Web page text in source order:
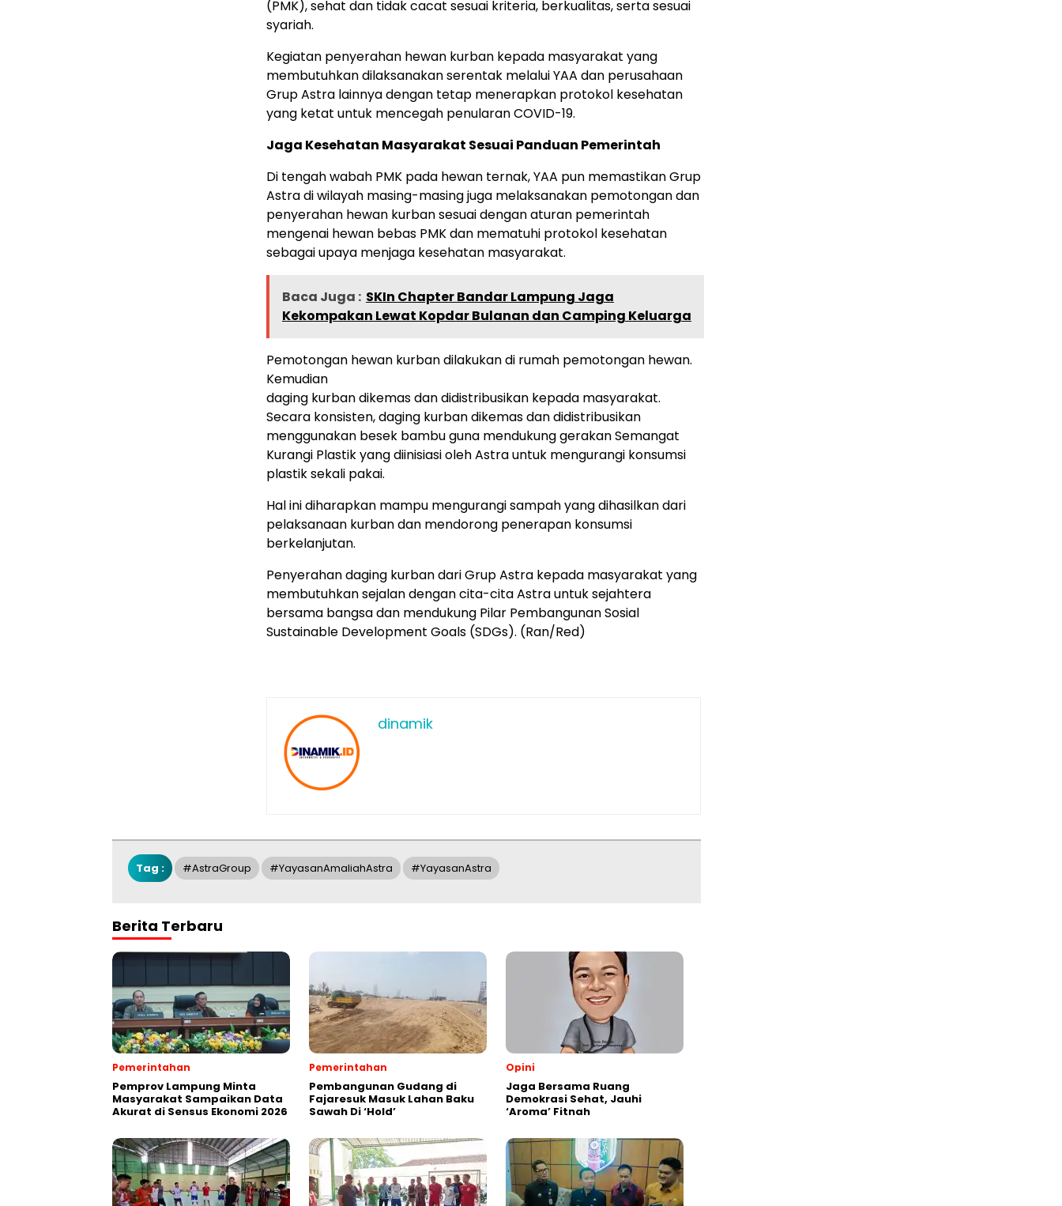
(PMK), sehat dan tidak cacat sesuai kriteria, berkualitas, serta sesuai
syariah.
Kegiatan penyerahan hewan kurban kepada masyarakat yang
membutuhkan dilaksanakan serentak melalui YAA dan perusahaan
Grup Astra lainnya dengan tetap menerapkan protokol kesehatan
yang ketat untuk mencegah penularan COVID-19.
Jaga Kesehatan Masyarakat Sesuai Panduan Pemerintah
Di tengah wabah PMK pada hewan ternak, YAA pun memastikan Grup
Astra di wilayah masing-masing juga melaksanakan pemotongan dan
penyerahan hewan kurban sesuai dengan aturan pemerintah
mengenai hewan bebas PMK dan mematuhi protokol kesehatan
sebagai upaya menjaga kesehatan masyarakat.
Baca Juga : SKIn Chapter Bandar Lampung Jaga
Kekompakan Lewat Kopdar Bulanan dan Camping Keluarga
Pemotongan hewan kurban dilakukan di rumah pemotongan hewan.
Kemudian
daging kurban dikemas dan didistribusikan kepada masyarakat.
Secara konsisten, daging kurban dikemas dan didistribusikan
menggunakan besek bambu guna mendukung gerakan Semangat
Kurangi Plastik yang diinisiasi oleh Astra untuk mengurangi konsumsi
plastik sekali pakai.
Hal ini diharapkan mampu mengurangi sampah yang dihasilkan dari
pelaksanaan kurban dan mendorong penerapan konsumsi
berkelanjutan.
Penyerahan daging kurban dari Grup Astra kepada masyarakat yang
membutuhkan sejalan dengan cita-cita Astra untuk sejahtera
bersama bangsa dan mendukung Pilar Pembangunan Sosial
Sustainable Development Goals (SDGs). (Ran/Red)
dinamik
Tag : #astraGroup #YayasanAmaliahAstra #yayasanAstra
Berita Terbaru
Pemerintahan
Pemprov Lampung Minta
Masyarakat Sampaikan Data
Akurat di Sensus Ekonomi 2026
Pemerintahan
Pembangunan Gudang di
Fajaresuk Masuk Lahan Baku
Sawah Di ‘Hold’
Opini
Jaga Bersama Ruang
Demokrasi Sehat, Jauhi
‘Aroma’ Fitnah